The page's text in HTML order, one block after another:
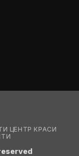
ЦЕНТР КРАСИ